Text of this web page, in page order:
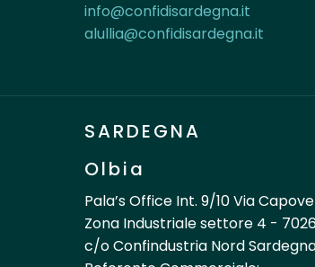
info@confidisardegna.it
alullia@confidisardegna.it
SARDEGNA
Olbia
Pala’s Office Int. 9/10 Via
Zona Industriale settore 4 -
c/o Confindustria Nord